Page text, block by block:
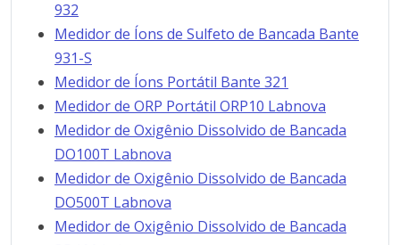
932
Medidor de Íons de Sulfeto de Bancada Bante
931-S
Medidor de Íons Portátil Bante 321
Medidor de ORP Portátil ORP10 Labnova
Medidor de Oxigênio Dissolvido de Bancada
DO100T Labnova
Medidor de Oxigênio Dissolvido de Bancada
DO500T Labnova
Medidor de Oxigênio Dissolvido de Bancada